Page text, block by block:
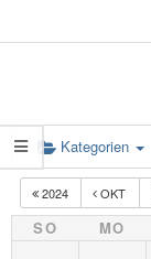
Kategorien
2024 OKT
SO MO